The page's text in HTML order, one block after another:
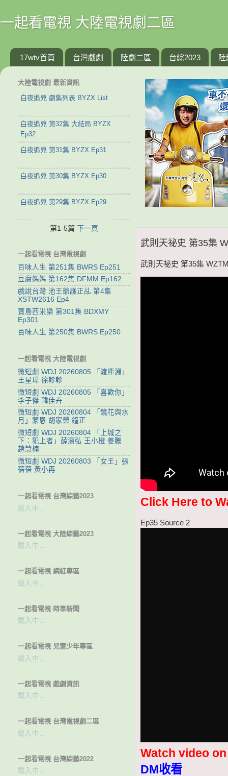
一起看電視 大陸電視劇二區
17wtv首頁 台灣戲劇 陸劇二區 台綜2023 陸
武則天祕史 第35集
武則天祕史 第35集
Click Here to
Ep35 Source 2
Watch video on
DM收看
大陸電視劇 最新資訊
白夜追兇 劇集列表 BYZX List
白夜追兇 第32集 大結局 BYZX
Ep32
白夜追兇 第31集 BYZX Ep31
白夜追兇 第30集 BYZX Ep30
白夜追兇 第29集 BYZX Ep29
第1-5篇 下一頁
一起看電視 台灣電視劇
百味人生 第251集 BWRS Ep251
豆腐媽媽 第162集 DFMM Ep162
戲說台灣 池王爺護正乩 第4集
XSTW2616 Ep4
寶島西米樂 第301集 BDXMY
Ep301
百味人生 第250集 BWRS Ep250
一起看電視 大陸電視劇
微短劇 WDJ 20260805 「渡塵淵」
王星瑋 徐軫軫
微短劇 WDJ 20260805 「喜歡你」
李子傑 韓佳卉
微短劇 WDJ 20260804 「鏡花與水
月」蒙恩 胡家榮 鐘正
微短劇 WDJ 20260804 「上城之
下：犯上者」薛濱弘 王小橙 姜騰
趙慧楠
微短劇 WDJ 20260803 「女王」張
蓓蓓 黃小再
一起看電視 台灣綜藝2023
載入中…
一起看電視 大陸綜藝2023
載入中…
一起看電視 網紅專區
載入中…
一起看電視 時事新聞
載入中…
一起看電視 兒童少年專區
載入中…
一起看電視 戲劇資訊
載入中…
一起看電視 台灣電視劇二區
載入中…
一起看電視 台灣綜藝2022
載入中…